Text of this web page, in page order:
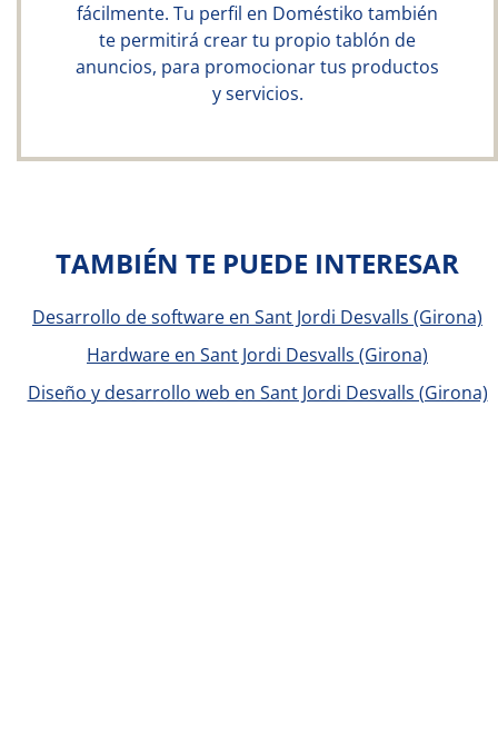
fácilmente. Tu perfil en Doméstiko también
te permitirá crear tu propio tablón de
anuncios, para promocionar tus productos
y servicios.
TAMBIÉN TE PUEDE INTERESAR
Desarrollo de software en Sant Jordi Desvalls (Girona)
Hardware en Sant Jordi Desvalls (Girona)
Diseño y desarrollo web en Sant Jordi Desvalls (Girona)